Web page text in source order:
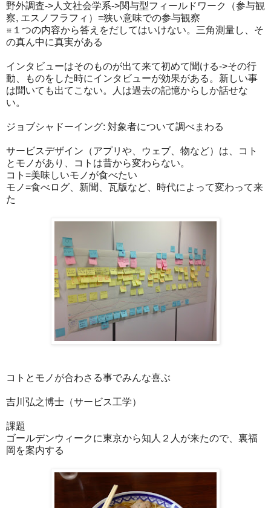
野外調査->人文社会学系->関与型フィールドワーク（参与観
察, エスノフラフィ）=狭い意味での参与観察
※１つの内容から答えをだしてはいけない。三角測量し、そ
の真ん中に真実がある
インタビューはそのものが出て来て初めて聞ける->その行
動、ものをした時にインタビューが効果がある。新しい事
は聞いても出てこない。人は過去の記憶からしか話せな
い。
ジョブシャドーイング: 対象者について調べまわる
サービスデザイン（アプリや、ウェブ、物など）は、コト
とモノがあり、コトは昔から変わらない。
コト=美味しいモノが食べたい
モノ=食べログ、新聞、瓦版など、時代によって変わって来
た
コトとモノが合わさる事でみんな喜ぶ
吉川弘之博士（サービス工学）
課題
ゴールデンウィークに東京から知人２人が来たので、裏福
岡を案内する